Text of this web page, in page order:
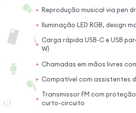
Reprodução musical via pen
Iluminação LED RGB, design
Carga rápida USB-C e USB
W)
Chamadas em mãos livres
Compatível com assistentes
Transmissor FM com
curto-circuito